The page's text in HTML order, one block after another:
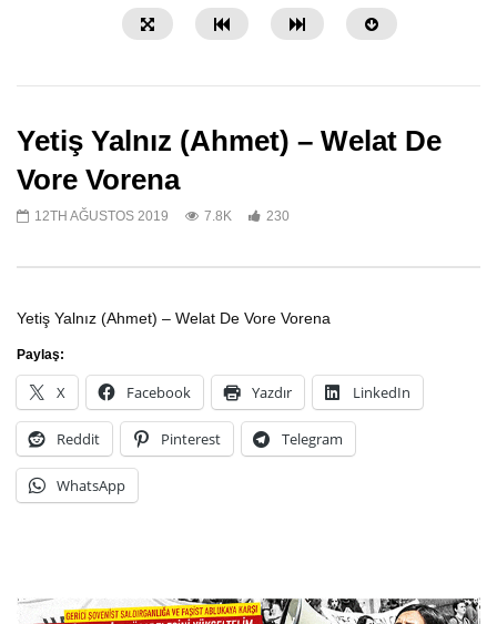
4
Yetiş Yalnız (Ahmet) – Welat De
Vore Vorena
12TH AĞUSTOS 2019 7.8K 230
Yetiş Yalnız (Ahmet) – Welat De Vore Vorena
Paylaş:
X Facebook Yazdır LinkedIn
Reddit Pinterest Telegram
WhatsApp